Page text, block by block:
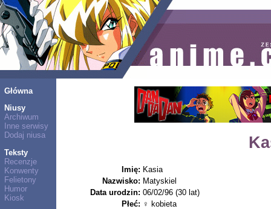
Główna
Niusy
Archiwum
Inne serwisy
Dodaj niusa
Teksty
Recenzje
Konwenty
Felietony
Humor
Kiosk
Imię: Kasia
Nazwisko: Matyskiel
Data urodzin: 06/02/96 (30 lat)
Płeć: ♀ kobieta